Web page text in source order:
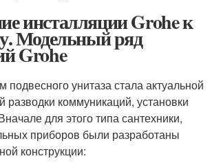
инсталляции Grohe к
Модельный ряд
Grohe
подвесного унитаза стала актуальной
разводки коммуникаций, установки
для этого типа сантехники,
приборов были разработаны
конструкции: